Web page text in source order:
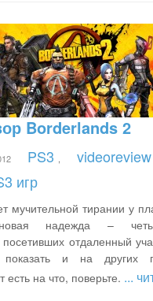
Borderlands 2
PS3 videoreview
игр
мучительной тирании у
надежда –
отдаленный
и на других
есть на что, поверьте. ...